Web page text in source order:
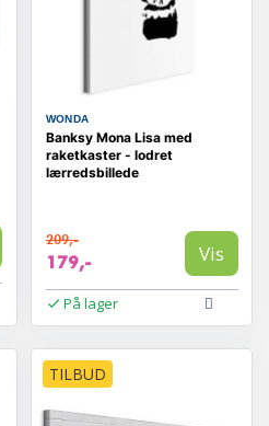
WONDA
Banksy Mona Lisa med
raketkaster - lodret
lærredsbillede
209,-
179,- Vis
På lager
TILBUD